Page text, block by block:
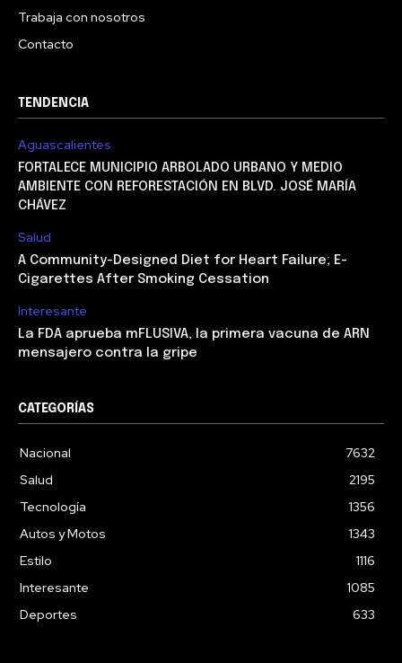
Trabaja con nosotros
Contacto
TENDENCIA
Aguascalientes
FORTALECE MUNICIPIO ARBOLADO URBANO Y MEDIO
AMBIENTE CON REFORESTACIÓN EN BLVD. JOSÉ MARÍA
CHÁVEZ
Salud
A Community-Designed Diet for Heart Failure; E-
Cigarettes After Smoking Cessation
Interesante
La FDA aprueba mFLUSIVA, la primera vacuna de ARN
mensajero contra la gripe
CATEGORÍAS
Nacional
7632
Salud
2195
Tecnología
1356
Autos y Motos
1343
Estilo
1116
Interesante
1085
Deportes
633